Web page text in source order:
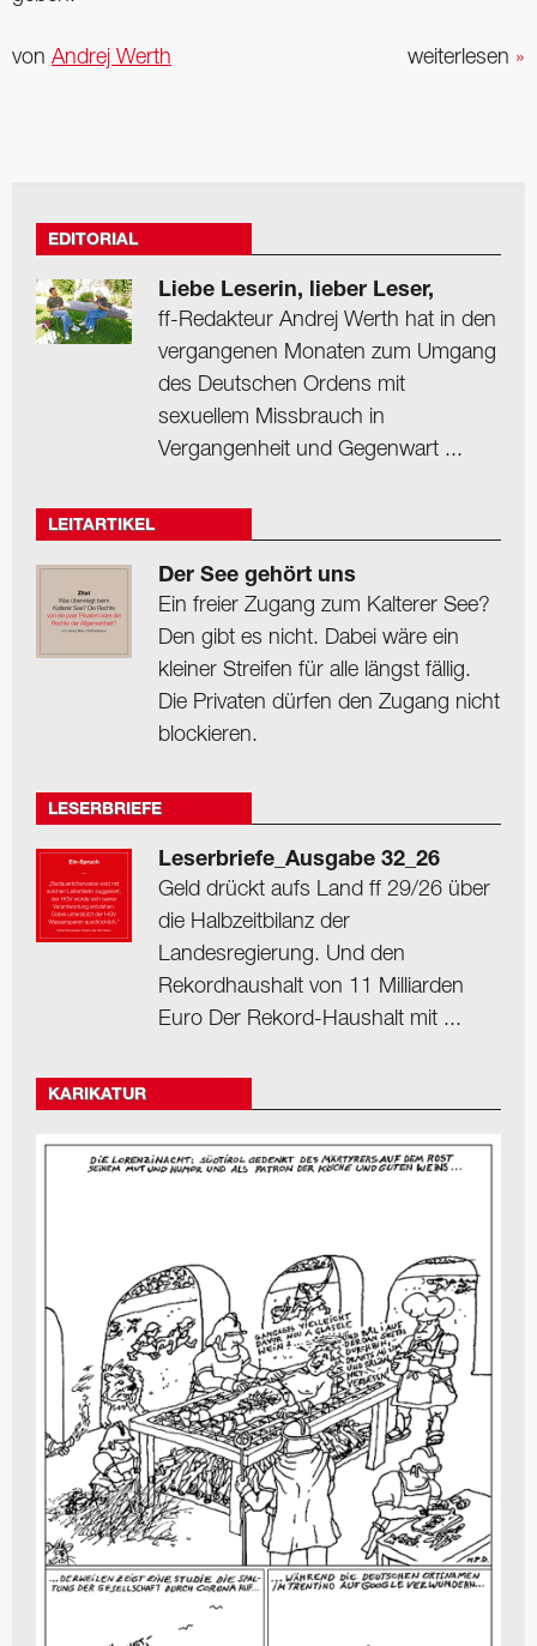
weiterlesen »
von Andrej Werth
EDITORIAL
Liebe Leserin, lieber Leser,
ff-Redakteur Andrej Werth hat in den
vergangenen Monaten zum Umgang
des Deutschen Ordens mit
sexuellem Missbrauch in
Vergangenheit und Gegenwart ...
LEITARTIKEL
Der See gehört uns
Ein freier Zugang zum Kalterer See?
Den gibt es nicht. Dabei wäre ein
kleiner Streifen für alle längst fällig.
Die Privaten dürfen den Zugang nicht
blockieren.
LESERBRIEFE
Leserbriefe_Ausgabe 32_26
Geld drückt aufs Land ff 29/26 über
die Halbzeitbilanz der
Landesregierung. Und den
Rekordhaushalt von 11 Milliarden
Euro Der Rekord-Haushalt mit ...
KARIKATUR